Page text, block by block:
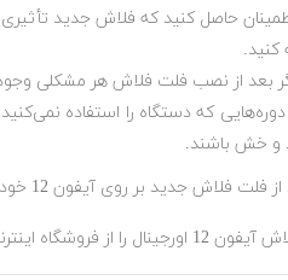
حاصل کنید که فلاش جدید تأثیری
کنید.
بعد از نصب فلت فلاش هر مشکلی وجود
دوره‌هایی که دستگاه را استفاده
و خش باشند.
12 خود به بهترین نحو استفاده کنید و عملکرد بهینه را تضمین کنید.
سرویس ایران تهیه نمایید.